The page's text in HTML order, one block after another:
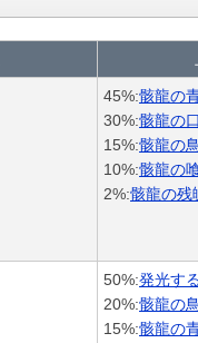
45%:骸龍の
30%:骸龍の
15%:骸龍の
10%:骸龍の
2%:骸龍の残
50%:発光す
20%:骸龍の
15%:骸龍の